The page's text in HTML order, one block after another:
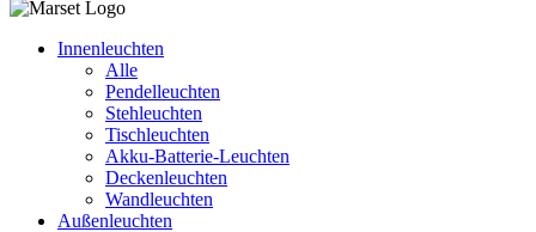
Innenleuchten
Alle
Pendelleuchten
Stehleuchten
Tischleuchten
Akku-Batterie-Leuchten
Deckenleuchten
Wandleuchten
Außenleuchten